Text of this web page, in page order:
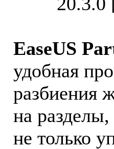
EaseUS
удобная
разбиения
на разделы,
не только